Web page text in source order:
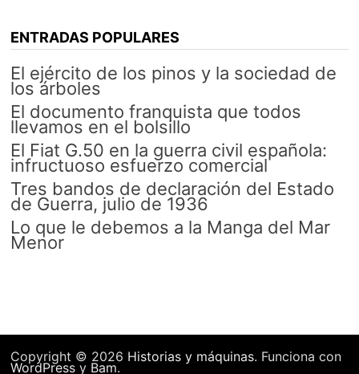
ENTRADAS POPULARES
El ejército de los pinos y la sociedad de
los árboles
El documento franquista que todos
llevamos en el bolsillo
El Fiat G.50 en la guerra civil española:
infructuoso esfuerzo comercial
Tres bandos de declaración del Estado
de Guerra, julio de 1936
Lo que le debemos a la Manga del Mar
Menor
Copyright © 2026 Historias y máquinas. Funciona con
WordPressy Bam.